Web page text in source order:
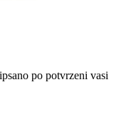
po potvrzeni vasi